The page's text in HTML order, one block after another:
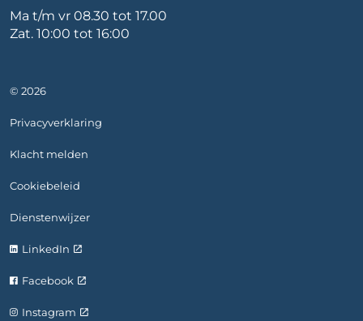
Ma t/m vr 08.30 tot 17.00
Zat. 10:00 tot 16:00
© 2026
Privacyverklaring
Klacht melden
Cookiebeleid
Dienstenwijzer
LinkedIn
Facebook
Instagram